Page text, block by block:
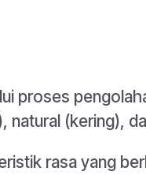
proses
natural (kering),
rasa yang